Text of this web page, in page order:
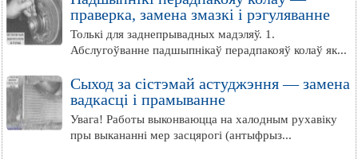
праверка, замена змазкі і рэгуляванне
Толькі для заднепрывадных мадэляў. 1.
Абслугоўванне падшыпнікаў перадпакояў колаў як...
Сыход за сістэмай астуджэння — замена
вадкасці і прамыванне
Увага! Работы выконваюцца на халодным рухавіку
пры выкананні мер засцярогі (антыфрыз...